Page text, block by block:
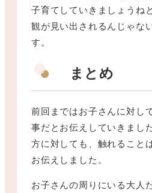
子育てしていきましょうね
観が見い出されるんじゃな
す。
まとめ
前回まではお子さんに対し
事だとお伝えしていきまし
方に対しても、触れること
お伝えしました。
お子さんの周りにいる大人